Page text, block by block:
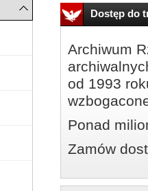
Dostęp do
Archiwum
od 1993
Ponad
Zamów